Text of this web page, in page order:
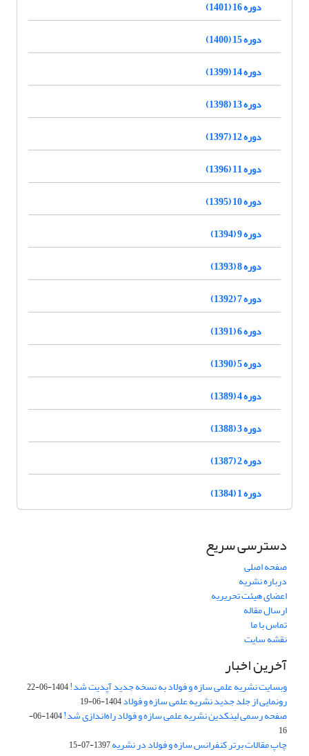
دوره 16 (1401)
دوره 15 (1400)
دوره 14 (1399)
دوره 13 (1398)
دوره 12 (1397)
دوره 11 (1396)
دوره 10 (1395)
دوره 9 (1394)
دوره 8 (1393)
دوره 7 (1392)
دوره 6 (1391)
دوره 5 (1390)
دوره 4 (1389)
دوره 3 (1388)
دوره 2 (1387)
دوره 1 (1384)
دسترسی سریع
صفحه اصلی
درباره نشریه
اعضای هیئت تحریریه
ارسال مقاله
تماس با ما
نقشه سایت
آخرین اخبار
وبسایت نشریه علمی سازه و فولاد به نسخه جدید آپدیت شد!1404-06-22
رونمایی از جلد جدید نشریه علمی سازه و فولاد1404-06-19
صفحه رسمی لینکدین نشریه علمی سازه و فولاد راه‌اندازی شد!
1404-06-
16
چاپ مقالات برتر کنفرانس سازه و فولاد در نشریه1397-07-15